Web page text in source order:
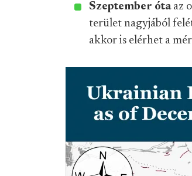
Szeptember ótaaz
terület nagyjából
akkor is elérhet a